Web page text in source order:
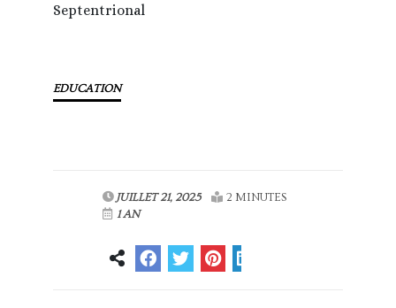
Septentrional
EDUCATION
JUILLET 21, 2025
2 MINUTES
1 AN